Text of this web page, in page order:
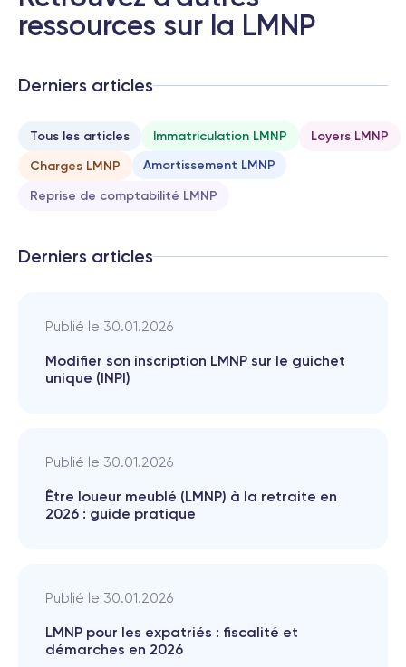
ressources sur la LMNP
Derniers articles
Tous les articles Immatriculation LMNP
Loyers LMNP
Charges LMNP
Amortissement LMNP
Reprise de comptabilité LMNP
Derniers articles
Publié le 30.01.2026
Modifier son inscription LMNP sur le guichet
unique (INPI)
Publié le 30.01.2026
Être loueur meublé (LMNP) à la retraite en
2026 : guide pratique
Publié le 30.01.2026
LMNP pour les expatriés : fiscalité et
démarches en 2026